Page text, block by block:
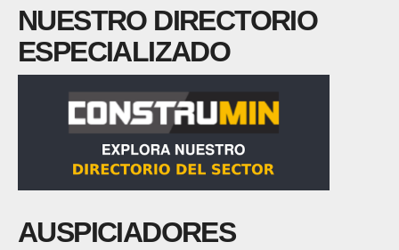
NUESTRO DIRECTORIO
ESPECIALIZADO
AUSPICIADORES